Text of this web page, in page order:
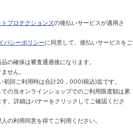
プロテクションズの後払いサービスが適用さ
バシーポリシーに同意して、後払いサービスをご
の確保は審査通過後になります。
せん。
初回ご利用時は合計20，000(税込)迄です。
の当オンラインショップでのご利用限度額は累
。詳細はバナーをクリックしてご確認くださ
の利用同意を得てご利用ください。